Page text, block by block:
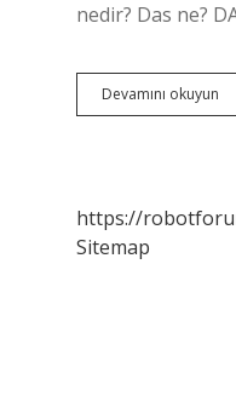
nedir? Das ne?
Devamını okuyun
https://
Sitemap